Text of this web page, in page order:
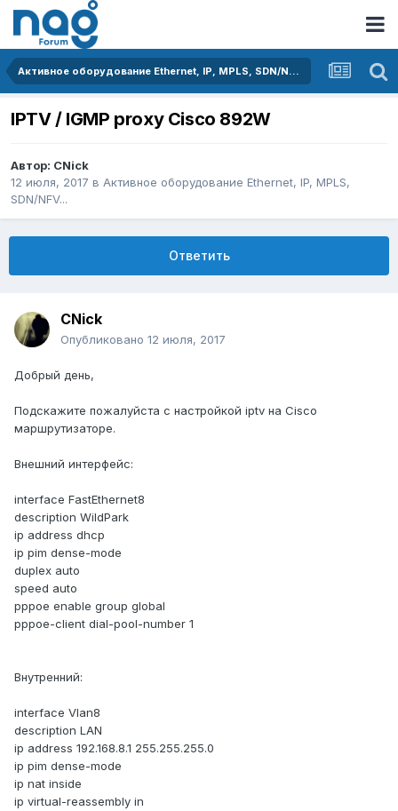
Активное оборудование Ethernet, IP, MPLS, SDN/NFV...
IPTV / IGMP proxy Cisco 892W
Автор: CNick
12 июля, 2017 в Активное оборудование Ethernet, IP, MPLS,
SDN/NFV...
Ответить
CNick
Опубликовано 12 июля, 2017
Добрый день,
Подскажите пожалуйста с настройкой iptv на Cisco
маршрутизаторе.
Внешний интерфейс:
interface FastEthernet8
description WildPark
ip address dhcp
ip pim dense-mode
duplex auto
speed auto
pppoe enable group global
pppoe-client dial-pool-number 1
Внутренний:
interface Vlan8
description LAN
ip address 192.168.8.1 255.255.255.0
ip pim dense-mode
ip nat inside
ip virtual-reassembly in